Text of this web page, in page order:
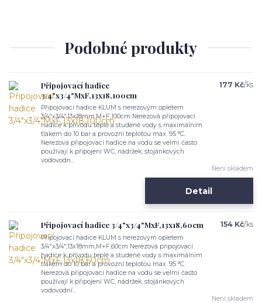
Podobné produkty
Připojovací hadice
3/4"x3/4"MxF,13x18,100cm
Připojovací hadice KLUM s nerezovým opletem
3/4"x3/4",13x18mm,M+F,100cm Nerezová připojovací
hadice k přívodu teplé a studené vody s maximálním
tlakem do 10 bar a provozní teplotou max. 95 °C.
Nerezová připojovací hadice na vodu se velmi často
používají k připojení WC, nádržek, stojánkových
vodovodn...
177 Kč/ks
Není skladem
Detail
Připojovací hadice 3/4"x3/4"MxF,13x18,60cm
Připojovací hadice KLUM s nerezovým opletem
3/4"x3/4",13x18mm,M+F,60cm Nerezová připojovací
hadice k přívodu teplé a studené vody s maximálním
tlakem do 10 bar a provozní teplotou max. 95 °C.
Nerezová připojovací hadice na vodu se velmi často
používají k připojení WC, nádržek, stojánkových
vodovodní...
154 Kč/ks
Není skladem